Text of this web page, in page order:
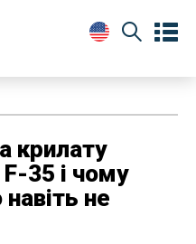
крилату
35 і чому
не